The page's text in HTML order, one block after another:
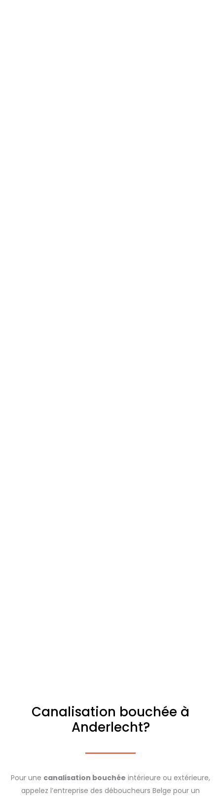
Canalisation bouchée à
Anderlecht?
Pour une canalisation bouchée intérieure ou extérieure,
appelez l’entreprise des déboucheurs Belge pour un